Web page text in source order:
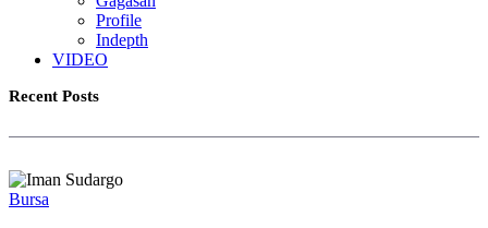
Profile
Indepth
VIDEO
Recent Posts
Bursa